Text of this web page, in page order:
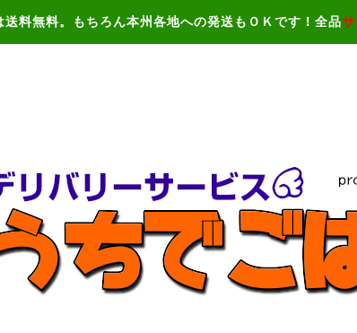
送料無料。もちろん本州各地への発送もＯＫです！全品